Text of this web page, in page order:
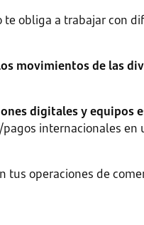
obliga a trabajar con
movimientos de las
digitales y equipos
internacionales en
operaciones de